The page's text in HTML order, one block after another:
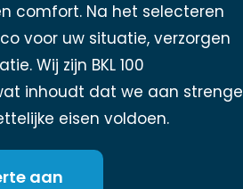
comfort. Na het selecteren
voor uw situatie, verzorgen
Wij zijn BKL 100
inhoudt dat we aan strenge
eisen voldoen.
aan